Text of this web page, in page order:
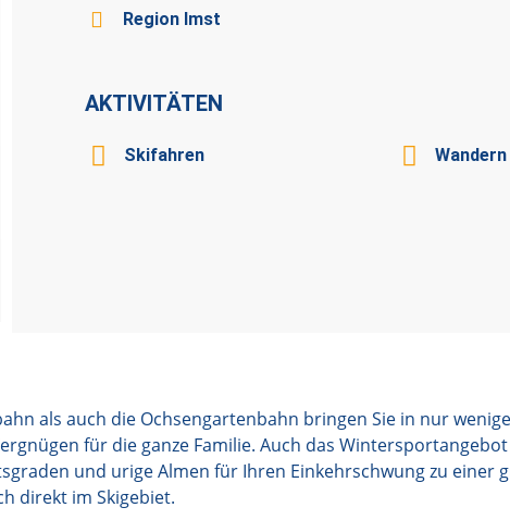
Region Imst
AKTIVITÄTEN
Skifahren Wandern
als auch die Ochsengartenbahn bringen Sie in nur
für die ganze Familie. Auch das
und urige Almen für Ihren Einkehrschwung zu einer
direkt im Skigebiet.